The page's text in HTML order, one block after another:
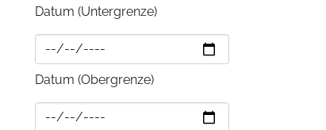
Datum (Untergrenze)
Datum (Obergrenze)